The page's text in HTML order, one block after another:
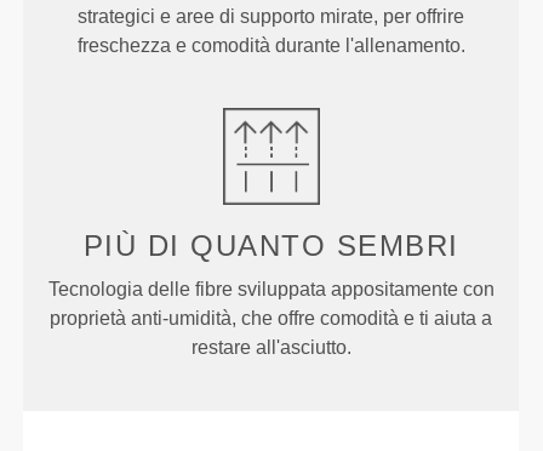
strategici e aree di supporto mirate, per offrire
freschezza e comodità durante l'allenamento.
PIÙ DI QUANTO SEMBRI
Tecnologia delle fibre sviluppata appositamente con
proprietà anti-umidità, che offre comodità e ti aiuta a
restare all'asciutto.